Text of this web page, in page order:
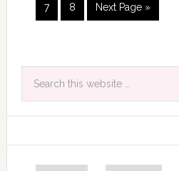
7 8 Next Page »